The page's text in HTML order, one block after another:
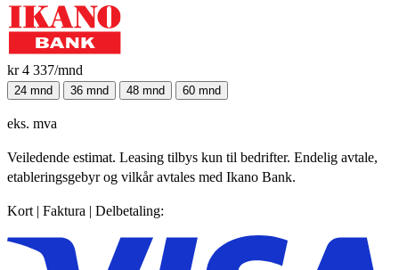
kr 4 337/mnd
24 mnd 36 mnd 48 mnd 60 mnd
eks. mva
Veiledende estimat. Leasing tilbys kun til bedrifter. Endelig avtale,
etableringsgebyr og vilkår avtales med Ikano Bank.
Kort | Faktura | Delbetaling: